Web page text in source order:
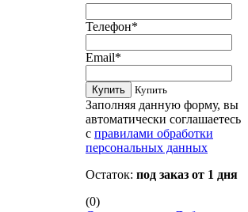
Телефон*
Email*
Купить Купить
Заполняя данную форму, вы
автоматически соглашаетесь
с правилами обработки
персональных данных
Остаток: под заказ от 1 дня
(0)